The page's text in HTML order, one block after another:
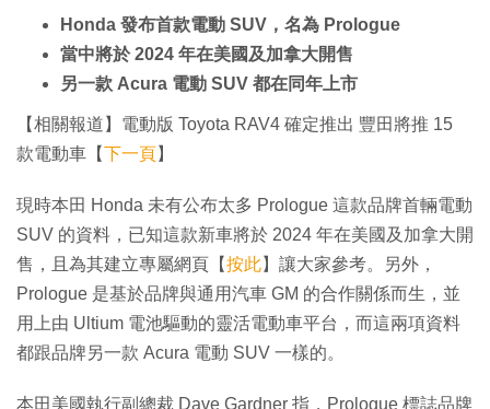
Honda 發布首款電動 SUV，名為 Prologue
當中將於 2024 年在美國及加拿大開售
另一款 Acura 電動 SUV 都在同年上市
【相關報道】電動版 Toyota RAV4 確定推出 豐田將推 15
款電動車【下一頁】
現時本田 Honda 未有公布太多 Prologue 這款品牌首輛電動
SUV 的資料，已知這款新車將於 2024 年在美國及加拿大開
售，且為其建立專屬網頁【按此】讓大家參考。另外，
Prologue 是基於品牌與通用汽車 GM 的合作關係而生，並
用上由 Ultium 電池驅動的靈活電動車平台，而這兩項資料
都跟品牌另一款 Acura 電動 SUV 一樣的。
本田美國執行副總裁 Dave Gardner 指，Prologue 標誌品牌